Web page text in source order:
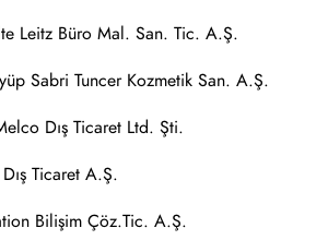
Leitz Büro Mal. San. Tic. A.Ş.
Sabri Tuncer Kozmetik San. A.Ş.
Dış Ticaret Ltd. Şti.
Ticaret A.Ş.
Bilişim Çöz.Tic. A.Ş.